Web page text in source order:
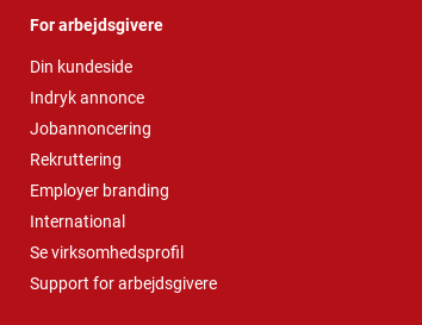
For arbejdsgivere
Din kundeside
Indryk annonce
Jobannoncering
Rekruttering
Employer branding
International
Se virksomhedsprofil
Support for arbejdsgivere